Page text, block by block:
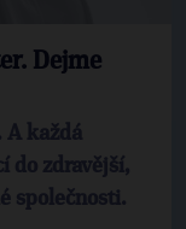
Dejme
A každá
do zdravější,
společnosti.